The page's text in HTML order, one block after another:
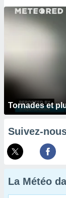
Tornades et
Suivez-
La Météo